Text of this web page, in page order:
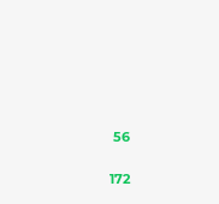
56
172